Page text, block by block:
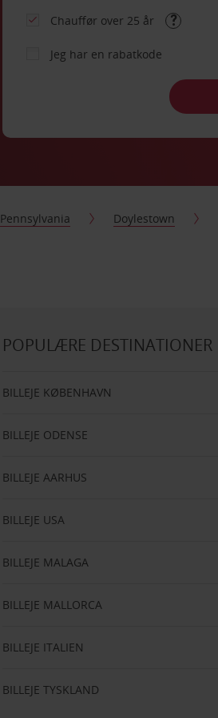
Chauffør over 25 år
Jeg har en rabatkode
Pennsylvania Doylestown
POPULÆRE DESTINATIONER
BILLEJE KØBENHAVN
BILLEJE ODENSE
BILLEJE AARHUS
BILLEJE USA
BILLEJE MALAGA
BILLEJE MALLORCA
BILLEJE ITALIEN
BILLEJE TYSKLAND